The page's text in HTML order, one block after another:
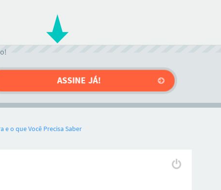
e o que Você Precisa Saber